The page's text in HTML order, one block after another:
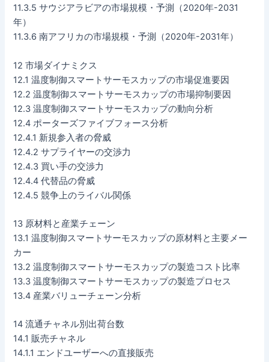
11.3.5 サウジアラビアの市場規模・予測（2020年-2031
年）
11.3.6 南アフリカの市場規模・予測（2020年-2031年）
12 市場ダイナミクス
12.1 温度制御スマートサーモスカップの市場促進要因
12.2 温度制御スマートサーモスカップの市場抑制要因
12.3 温度制御スマートサーモスカップの動向分析
12.4 ポーターズファイブフォース分析
12.4.1 新規参入者の脅威
12.4.2 サプライヤーの交渉力
12.4.3 買い手の交渉力
12.4.4 代替品の脅威
12.4.5 競争上のライバル関係
13 原材料と産業チェーン
13.1 温度制御スマートサーモスカップの原材料と主要メー
カー
13.2 温度制御スマートサーモスカップの製造コスト比率
13.3 温度制御スマートサーモスカップの製造プロセス
13.4 産業バリューチェーン分析
14 流通チャネル別出荷台数
14.1 販売チャネル
14.1.1 エンドユーザーへの直接販売